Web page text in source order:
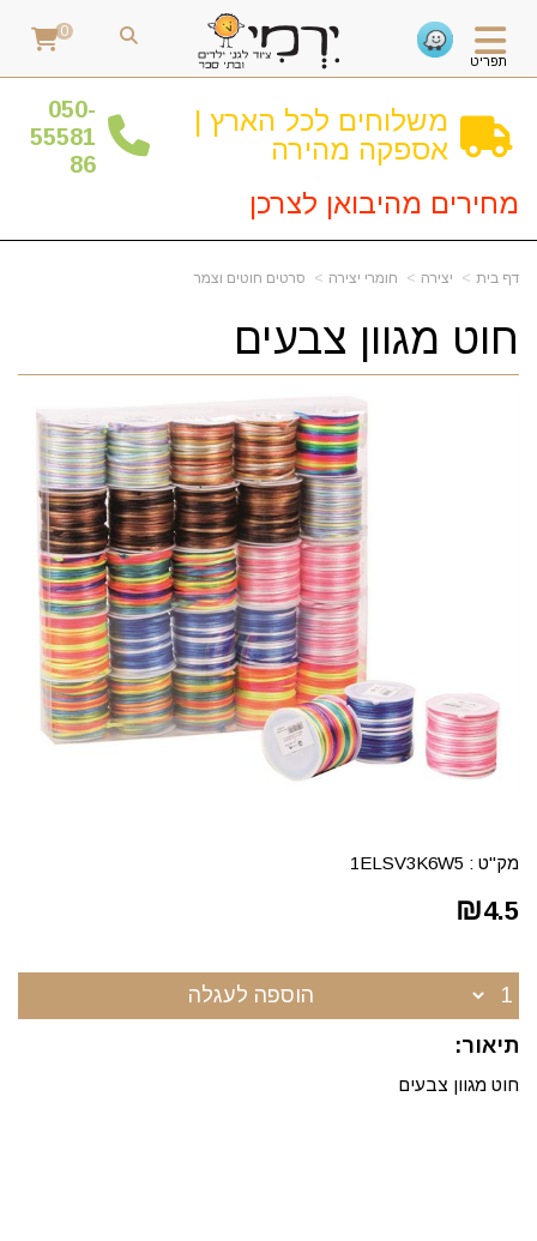
תפריט
0
משלוחים לכל הארץ |
אספקה מהירה
050-
55581
86
מחירים מהיבואן לצרכן
דף בית יצירה חומרי יצירה סרטים חוטים וצמר
חוט מגוון צבעים
מק"ט : 1ELSV3K6W5
₪4.5
הוספה לעגלה
תיאור:
חוט מגוון צבעים